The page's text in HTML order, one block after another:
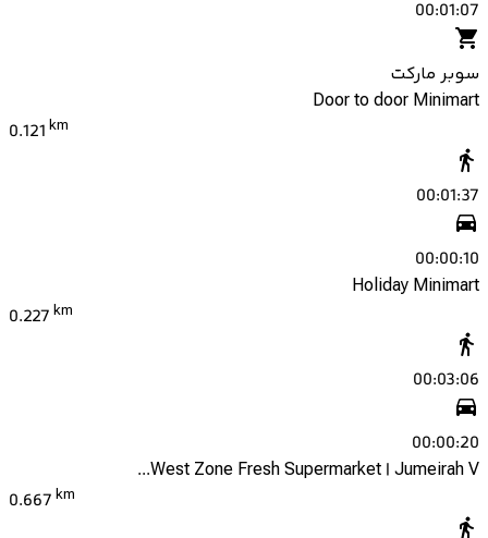
00:01:07
سوبر ماركت
Door to door Minimart
0.121 km
00:01:37
00:00:10
Holiday Minimart
0.227 km
00:03:06
00:00:20
West Zone Fresh Supermarket | Jumeirah V...
0.667 km